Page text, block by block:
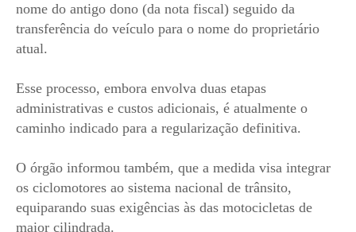
nome do antigo dono (da nota fiscal) seguido da
transferência do veículo para o nome do proprietário
atual.
Esse processo, embora envolva duas etapas
administrativas e custos adicionais, é atualmente o
caminho indicado para a regularização definitiva.
O órgão informou também, que a medida visa integrar
os ciclomotores ao sistema nacional de trânsito,
equiparando suas exigências às das motocicletas de
maior cilindrada.